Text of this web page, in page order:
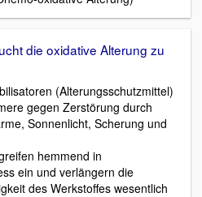
die oxidative Alterung zu
(Alterungsschutzmittel)
gegen Zerstörung durch
Sonnenlicht, Scherung und
hemmend in
ein und verlängern die
des Werkstoffes wesentlich